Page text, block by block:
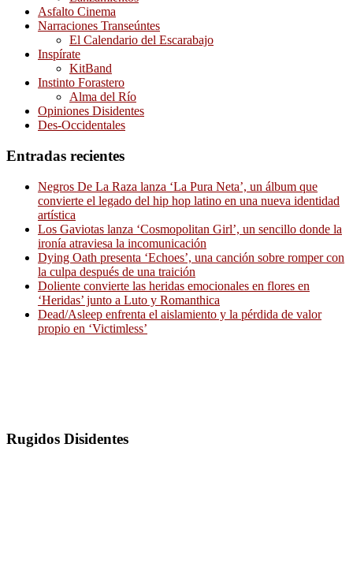
Asfalto Cinema
Narraciones Transeúntes
El Calendario del Escarabajo
Inspírate
KitBand
Instinto Forastero
Alma del Río
Opiniones Disidentes
Des-Occidentales
Entradas recientes
Negros De La Raza lanza ‘La Pura Neta’, un álbum que
convierte el legado del hip hop latino en una nueva identidad
artística
Los Gaviotas lanza ‘Cosmopolitan Girl’, un sencillo donde la
ironía atraviesa la incomunicación
Dying Oath presenta ‘Echoes’, una canción sobre romper con
la culpa después de una traición
Doliente convierte las heridas emocionales en flores en
‘Heridas’ junto a Luto y Romanthica
Dead/Asleep enfrenta el aislamiento y la pérdida de valor
propio en ‘Victimless’
Rugidos Disidentes